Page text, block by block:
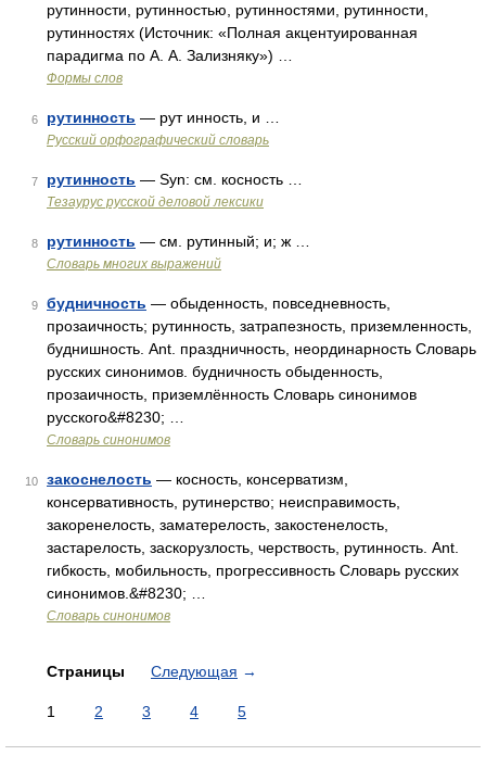
рутинности, рутинностью, рутинностями, рутинности,
рутинностях (Источник: «Полная акцентуированная
парадигма по А. А. Зализняку») …
Формы слов
6 рутинность — рут инность, и …
Русский орфографический словарь
7 рутинность — Syn: см. косность …
Тезаурус русской деловой лексики
8 рутинность — см. рутинный; и; ж …
Словарь многих выражений
9 будничность — обыденность, повседневность,
прозаичность; рутинность, затрапезность, приземленность,
буднишность. Ant. праздничность, неординарность Словарь
русских синонимов. будничность обыденность,
прозаичность, приземлённость Словарь синонимов
русского&#8230; …
Словарь синонимов
10 закоснелость — косность, консерватизм,
консервативность, рутинерство; неисправимость,
закоренелость, заматерелость, закостенелость,
застарелость, заскорузлость, черствость, рутинность. Ant.
гибкость, мобильность, прогрессивность Словарь русских
синонимов.&#8230; …
Словарь синонимов
Страницы Следующая →
1 2 3 4 5